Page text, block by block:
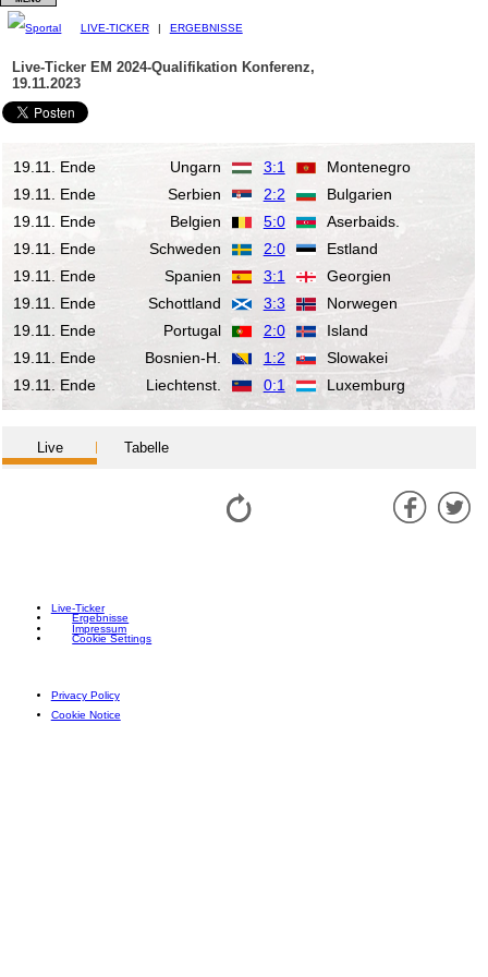
LIVE-TICKER | ERGEBNISSE
Live-Ticker EM 2024-Qualifikation Konferenz,
19.11.2023
19.11. Ende Ungarn 3:1
Montenegro
19.11. Ende
Serbien 2:2
Bulgarien
19.11. Ende
Belgien 5:0
Aserbaids.
19.11. Ende
Schweden 2:0
Estland
19.11. Ende
Spanien 3:1
Georgien
19.11. Ende
Schottland 3:3
Norwegen
19.11. Ende
Portugal 2:0
Island
19.11. Ende
Bosnien-H. 1:2
Slowakei
19.11. Ende
Liechtenst. 0:1 Luxemburg
Live Tabelle
Live-Ticker
Ergebnisse
Impressum
Cookie Settings
Privacy Policy
Cookie Notice